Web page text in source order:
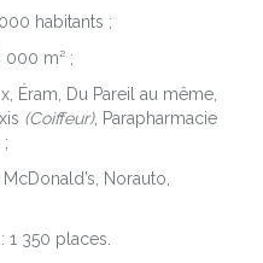
habitants ;
000 m² ;
Éram, Du Pareil au même,
(Coiffeur), Parapharmacie
Norauto,
1 350 places.